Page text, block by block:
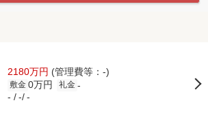
2180万円 (管理費等：-)
敷金 0万円 礼金 -
- - -